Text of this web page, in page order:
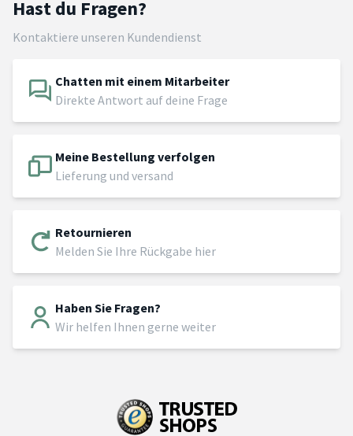
Hast du Fragen?
Kontaktiere unseren Kundendienst
Chatten mit einem Mitarbeiter
Direkte Antwort auf deine Frage
Meine Bestellung verfolgen
Lieferung und versand
Retournieren
Melden Sie Ihre Rückgabe hier
Haben Sie Fragen?
Wir helfen Ihnen gerne weiter